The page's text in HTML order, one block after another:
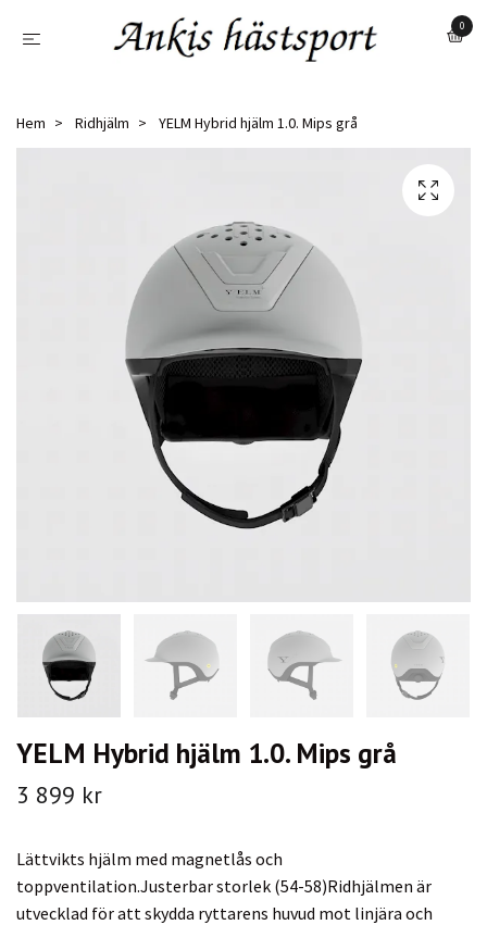
0
Hem Ridhjälm YELM Hybrid hjälm 1.0. Mips grå
YELM Hybrid hjälm 1.0. Mips grå
3 899 kr
Lättvikts hjälm med magnetlås och
toppventilation.Justerbar storlek (54-58)Ridhjälmen är
utvecklad för att skydda ryttarens huvud mot linjära och